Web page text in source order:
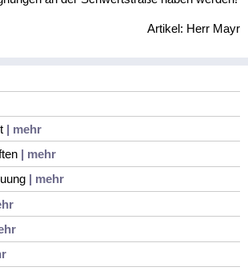
Artikel: Herr Mayr
| mehr
| mehr
| mehr